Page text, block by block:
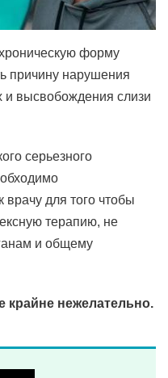
форму
причину нарушения
и высвобождения слизи
серьезного
врачу для того чтобы
терапию, не
и общему
крайне нежелательно.